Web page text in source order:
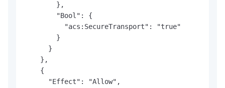
        },
        "Bool": {
          "acs:SecureTransport": "true"
        }
      }
    },
    {
      "Effect": "Allow",